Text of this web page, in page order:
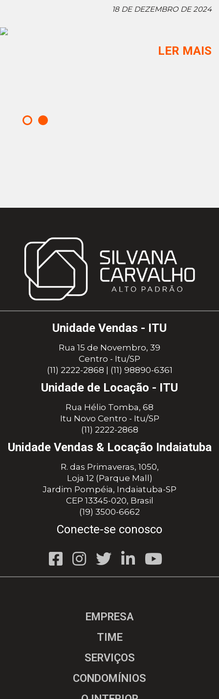
18 DE DEZEMBRO DE 2024
LER MAIS
Unidade Vendas - ITU
Rua 15 de Novembro, 39
Centro - Itu/SP
(11) 2222-2868 | (11) 98890-6361
Unidade de Locação - ITU
Rua Hélio Tomba, 68
Itu Novo Centro - Itu/SP
(11) 2222-2868
Unidade Vendas & Locação Indaiatuba
R. das Primaveras, 1050,
Loja 12 (Parque Mall)
Jardim Pompéia, Indaiatuba-SP
CEP 13345-020, Brasil
(19) 3500-6662
Conecte-se conosco
EMPRESA
TIME
SERVIÇOS
CONDOMÍNIOS